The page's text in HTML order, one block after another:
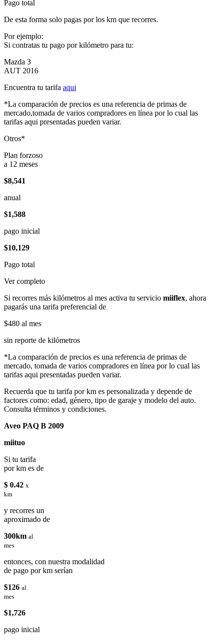
Pago total
De esta forma solo pagas por los km que recorres.
Por ejemplo:
Si contratas tu pago por kilómetro para tu:
Mazda 3
AUT 2016
Encuentra tu tarifa aqui
*La comparación de precios es una referencia de primas de
mercado,tomada de varios compradores en línea por lo cual las
tarifas aqui presentadas pueden variar.
Otros*
Plan forzoso
a 12 meses
$8,541
anual
$1,588
pago inicial
$10,129
Pago total
Ver completo
Si recorres más kilómetros al mes activa tu servicio miiflex, ahora
pagarás una tarifa preferencial de
$480 al mes
sin reporte de kilómetros
*La comparación de precios es una referencia de primas de
mercado, tomada de varios compradores en línea por lo cual las
tarifas aqui presentadas pueden variar.
Recuerda que tu tarifa por km es personalizada y depende de
factores como: edad, género, tipo de garaje y modelo del auto.
Consulta términos y condiciones.
Aveo PAQ B 2009
miituo
Si tu tarifa
por km es de
$ 0.42 x
km
y recorres un
aproximado de
300km al
mes
entonces, con nuestra modalidad
de pago por km serían
$126 al
mes
$1,726
pago inicial